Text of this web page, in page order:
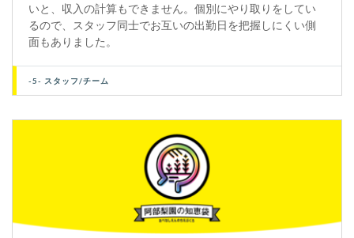
いと、収入の計算もできません。個別にやり取りをしてい
るので、スタッフ同士でお互いの出勤日を把握しにくい側
面もありました。
-5- スタッフ/チーム